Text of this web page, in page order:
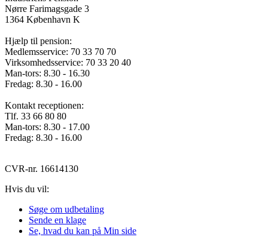
Nørre Farimagsgade 3
1364 København K
Hjælp til pension:
Medlemsservice: 70 33 70 70
Virksomhedsservice: 70 33 20 40
Man-tors: 8.30 - 16.30
Fredag: 8.30 - 16.00
Kontakt receptionen:
Tlf. 33 66 80 80
Man-tors: 8.30 - 17.00
Fredag: 8.30 - 16.00
CVR-nr. 16614130
Hvis du vil:
Søge om udbetaling
Sende en klage
Se, hvad du kan på Min side